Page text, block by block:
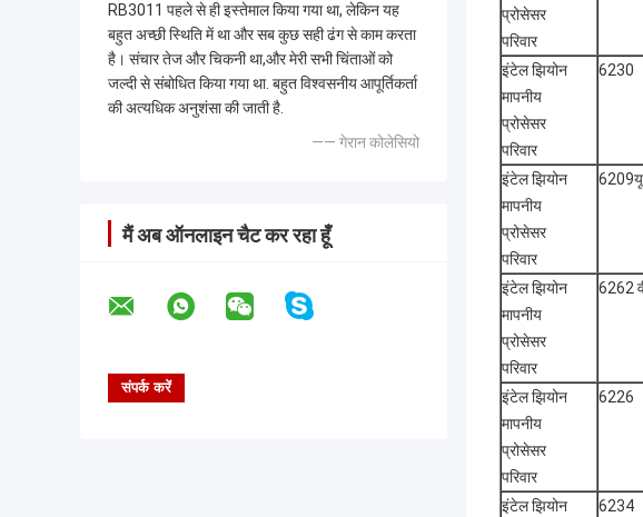
RB3011 पहले से ही इस्तेमाल किया गया था, लेकिन यह
बहुत अच्छी स्थिति में था और सब कुछ सही ढंग से काम करता
है। संचार तेज और चिकनी था,और मेरी सभी चिंताओं को
जल्दी से संबोधित किया गया था. बहुत विश्वसनीय आपूर्तिकर्ता
की अत्यधिक अनुशंसा की जाती है.
—— गेरान कोलेसियो
मैं अब ऑनलाइन चैट कर रहा हूँ
प्रोसेसर
परिवार
इंटेल झियोन
मापनीय
प्रोसेसर
परिवार
6230
इंटेल झियोन
मापनीय
प्रोसेसर
परिवार
6209यू
इंटेल झियोन
मापनीय
प्रोसेसर
परिवार
6262
इंटेल झियोन
मापनीय
प्रोसेसर
परिवार
6226
इंटेल झियोन
6234